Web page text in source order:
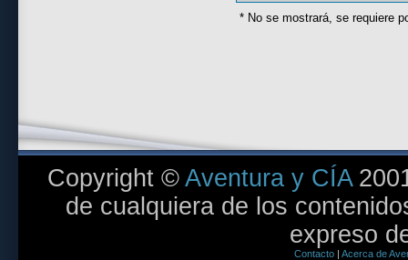
* No se mostrará, se requiere
Copyright ©Aventura y CÍA
de cualquiera de los
expreso
Contacto| Acerca de